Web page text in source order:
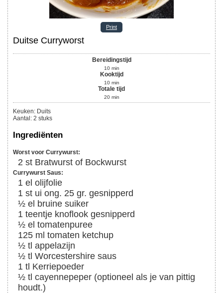
Print
Duitse Curryworst
Bereidingstijd
10 min
Kooktijd
10 min
Totale tijd
20 min
Keuken: Duits
Aantal : 2 stuks
Ingrediënten
Worst voor Currywurst:
2 st Bratwurst of Bockwurst
Currywurst Saus:
1 el olijfolie
1 st ui ong. 25 gr. gesnipperd
½ el bruine suiker
1 teentje knoflook gesnipperd
½ el tomatenpuree
125 ml tomaten ketchup
½ tl appelazijn
½ tl Worcestershire saus
1 tl Kerriepoeder
½ tl cayennepeper (optioneel als je van pittig
houdt.)